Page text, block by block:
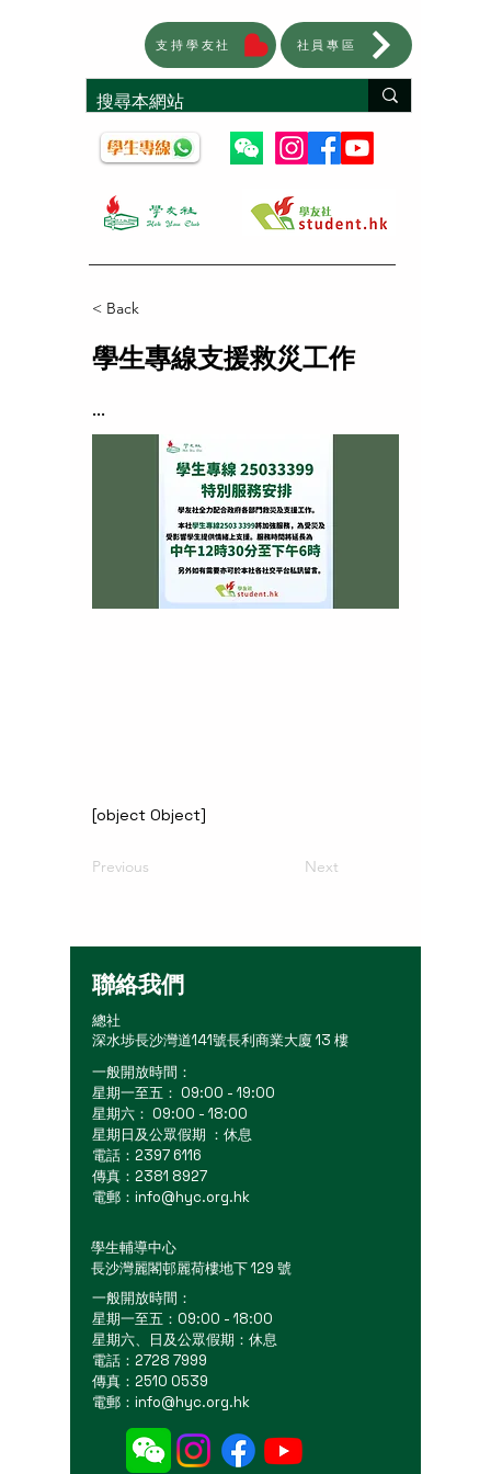
支持學友社 社員專區
< Back
學生專線支援救災工作
...
[object Object]
Previous Next
聯絡我們
總社
深水埗長沙灣道141號長利商業大廈 13 樓
一般開放時間：
星期一至五： 09:00 - 19:00
星期六： 09:00 - 18:00
星期日及公眾假期 ：休息
電話：2397 6116
傳真：2381 8927
電郵： info@hyc.org.hk
學生輔導中心
長沙灣麗閣邨麗荷樓地下 129 號
一般開放時間：
星期一至五：09:00 - 18:00
星期六、日及公眾假期：休息
電話：2728 7999
傳真：2510 0539
電郵： info@hyc.org.hk